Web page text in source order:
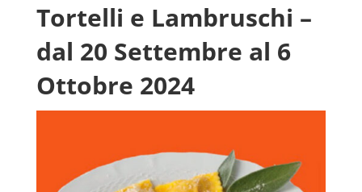
Tortelli e Lambruschi –
dal 20 Settembre al 6
Ottobre 2024